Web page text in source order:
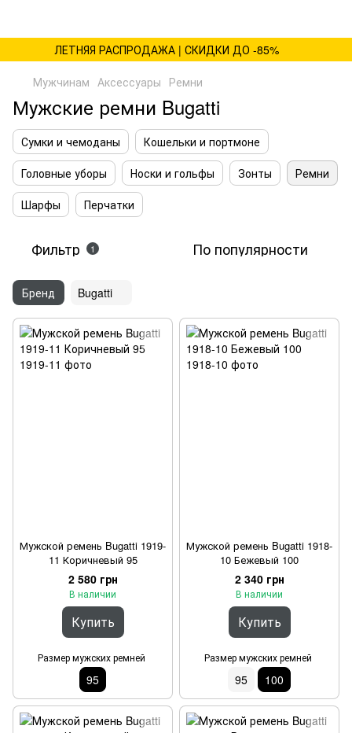
ЛЕТНЯЯ РАСПРОДАЖА | СКИДКИ ДО -85%
Мужчинам Аксессуары Ремни
Мужские ремни Bugatti
Сумки и чемоданы
Кошельки и портмоне
Головные уборы
Носки и гольфы Зонты
Ремни
Шарфы
Перчатки
Фильтр 1 По популярности
Бренд Bugatti
Мужской ремень Bugatti 1919-
11 Коричневый 95
2 580 грн
В наличии
Купить
Размер мужских ремней
95
Мужской ремень Bugatti 1918-
10 Бежевый 100
2 340 грн
В наличии
Купить
Размер мужских ремней
95 100